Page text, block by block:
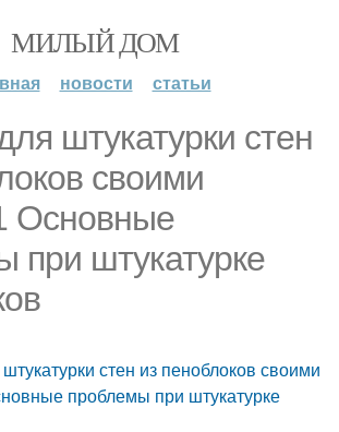
МИЛЫЙ ДОМ
новости статьи
штукатурки стен
своими
Основные
при штукатурке
стен из пеноблоков своими
проблемы при штукатурке